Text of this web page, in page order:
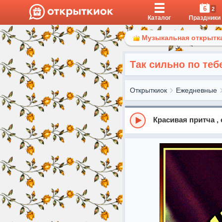
Каталог
6 2
Праздники
Музыкальная
Так сильно по
Открыткиок Ежедневные
Красивая притча